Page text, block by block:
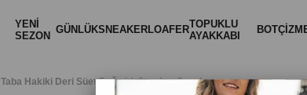
YENİ
SEZON GÜNLÜKSNEAKERLOAFERTOPUKLU
AYAKKABI
BOT
Taba Hakiki Deri Süet Bağcıklı Comfort Sneaker